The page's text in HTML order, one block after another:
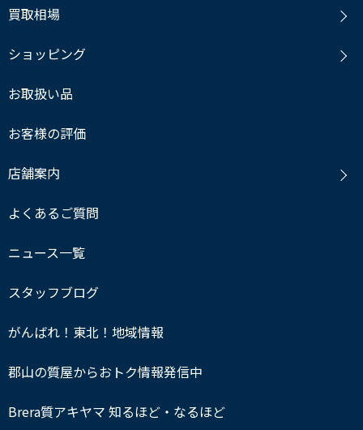
買取相場
ショッピング
お取扱い品
お客様の評価
店舗案内
よくあるご質問
ニュース一覧
スタッフブログ
がんばれ！東北！地域情報
郡山の質屋からおトク情報発信中
Brera質アキヤマ 知るほど・なるほど